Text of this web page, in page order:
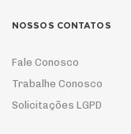
NOSSOS CONTATOS
Fale Conosco
Trabalhe Conosco
Solicitações LGPD